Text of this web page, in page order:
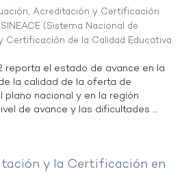
Acreditación y Certificación
(Sistema Nacional de
Certificación de la Calidad Educativa
reporta el estado de avance en la
la calidad de la oferta de
plano nacional y en la región
de avance y las dificultades ...
y la Certificación en